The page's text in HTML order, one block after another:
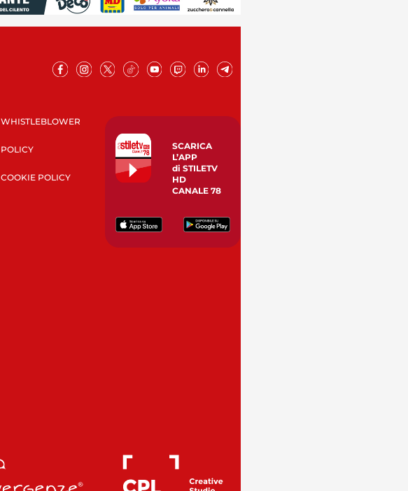
WHISTLEBLOWER
POLICY
COOKIE POLICY
SCARICA
L’APP
di STILETV
HD
CANALE 78